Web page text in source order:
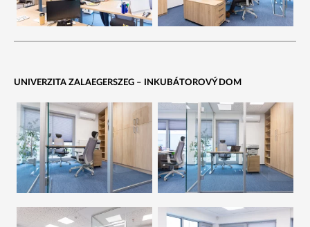
UNIVERZITA ZALAEGERSZEG – INKUBÁTOROVÝ DOM